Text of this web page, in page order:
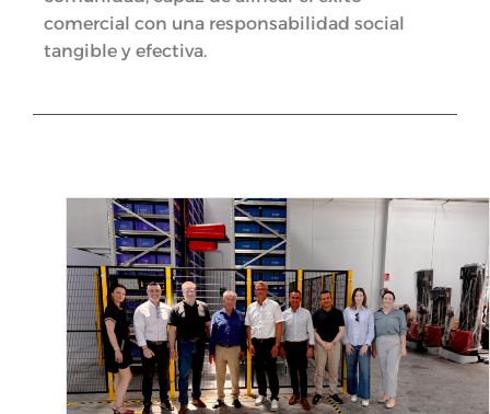
comercial con una responsabilidad social
tangible y efectiva.